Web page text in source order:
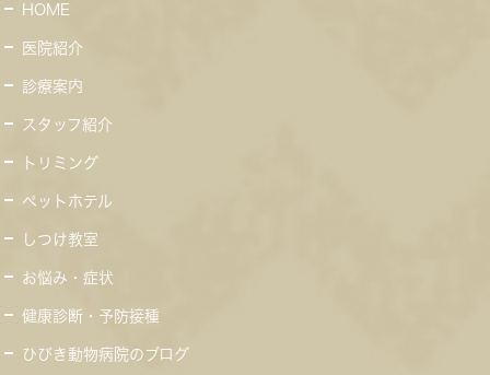
HOME
医院紹介
診療案内
スタッフ紹介
トリミング
ペットホテル
しつけ教室
お悩み・症状
健康診断・予防接種
ひびき動物病院のブログ